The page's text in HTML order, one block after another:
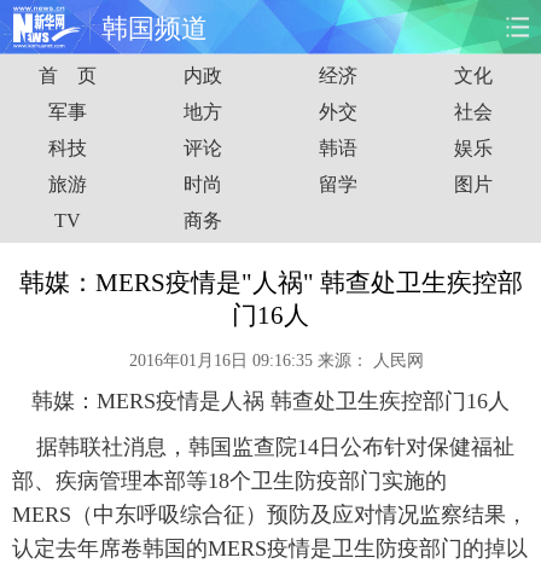
韩国频道
首页 时政 国际 财经
娱乐 体育 人事 教育
时尚 思客
港澳 台湾 华人 汽车
图片 视频 彩票 食品
旅游 健康 信息化 数据
金融 公益 军事 无人机
首 页 内政 经济
文化
军事
地方 外交
社会
科技
评论 韩语
娱乐
旅游
时尚 留学
图片
TV
商务
韩媒：MERS疫情是"人祸" 韩查处卫生疾控部
门16人
2016年01月16日 09:16:35 来源： 人民网
韩媒：MERS疫情是人祸 韩查处卫生疾控部门16人
据韩联社消息，韩国监查院14日公布针对保健福祉
部、疾病管理本部等18个卫生防疫部门实施的
MERS（中东呼吸综合征）预防及应对情况监察结果，
认定去年席卷韩国的MERS疫情是卫生防疫部门的掉以